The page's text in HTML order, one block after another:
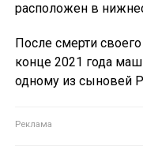
расположен в
После смерти
конце 2021 года
одному из сыновей